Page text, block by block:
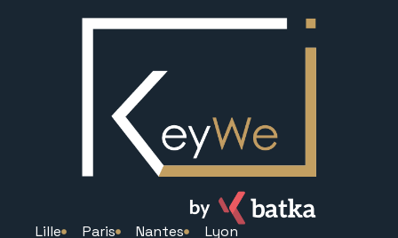
Lille Paris Nantes Lyon